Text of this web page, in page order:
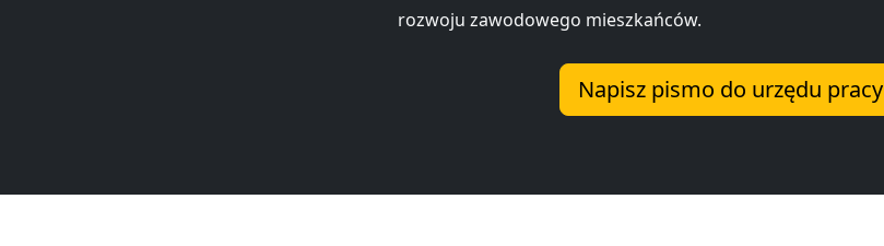
rozwoju zawodowego mieszkańców.
Napisz pismo do urzędu pracy